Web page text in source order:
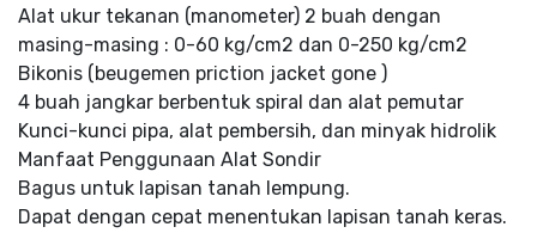
Alat ukur tekanan (manometer) 2 buah dengan
masing-masing : 0-60 kg/cm2 dan 0-250 kg/cm2
Bikonis (beugemen priction jacket gone )
4 buah jangkar berbentuk spiral dan alat pemutar
Kunci-kunci pipa, alat pembersih, dan minyak hidrolik
Manfaat Penggunaan Alat Sondir
Bagus untuk lapisan tanah lempung.
Dapat dengan cepat menentukan lapisan tanah keras.